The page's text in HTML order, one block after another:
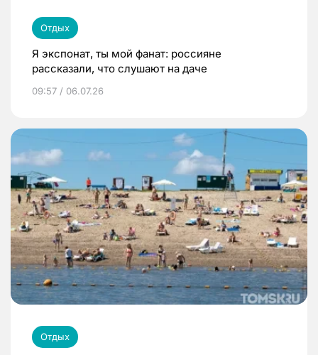
Отдых
Я экспонат, ты мой фанат: россияне
рассказали, что слушают на даче
09:57 / 06.07.26
Отдых